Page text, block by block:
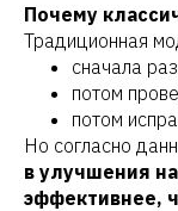
Почему
Традиционная
сначала
потом
потом
Но согласно
в улучшения
эффективнее,